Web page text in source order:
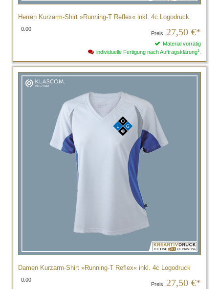
Herren Kurzarm-Shirt »Running-T Reflex« inkl. 4c Logodruck
0.00
Preis: 27,50 €*
Material vorrätig
individuelle Fertigung nach Auftragsklärung1
Damen Kurzarm-Shirt »Running-T Reflex« inkl. 4c Logodruck
0.00
Preis: 27,50 €*